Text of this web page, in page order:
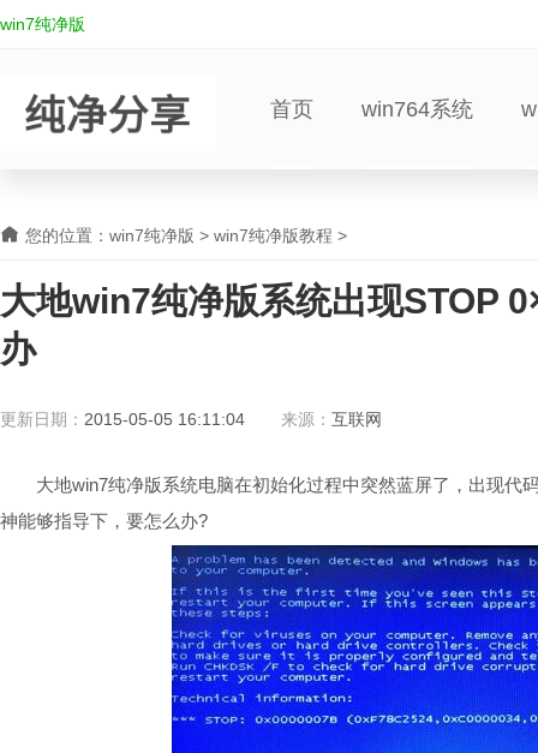
win7纯净版
首页 win764系统
您的位置： win7纯净版 > win7纯净版教程 >
大地win7纯净版系统出现STOP
办
更新日期： 2015-05-05 16:11:04 来源： 互联网
大地win7纯净版系统电脑在初始化过程中突然蓝屏了，出现代
神能够指导下，要怎么办?